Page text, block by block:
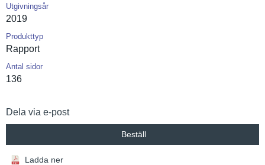
Utgivningsår
2019
Produkttyp
Rapport
Antal sidor
136
Dela via e-post
Beställ
Ladda ner